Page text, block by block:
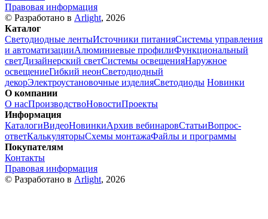
Правовая информация
© Разработано в Arlight, 2026
Каталог
Светодиодные лентыИсточники питанияСистемы управления
и автоматизацииАлюминиевые профилиФункциональный
светДизайнерский светСистемы освещенияНаружное
освещениеГибкий неонСветодиодный
декорЭлектроустановочные изделияСветодиоды Новинки
О компании
О насПроизводствоНовостиПроекты
Информация
КаталогиВидеоНовинкиАрхив вебинаровСтатьиВопрос-
ответКалькуляторыСхемы монтажаФайлы и программы
Покупателям
Контакты
Правовая информация
© Разработано в Arlight, 2026